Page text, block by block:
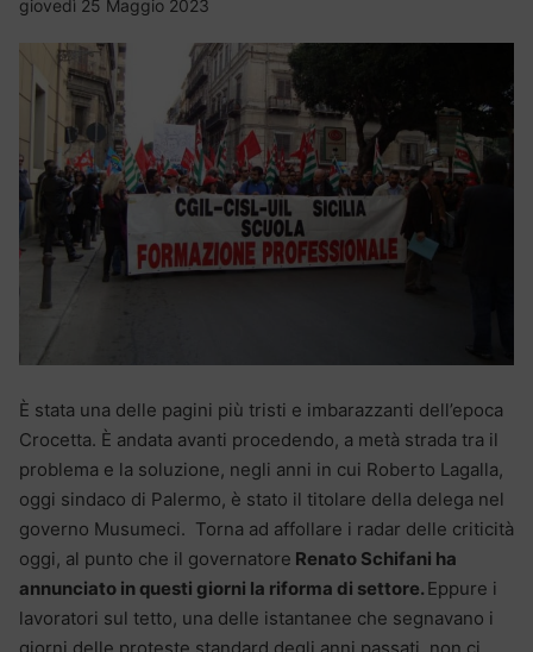
giovedì 25 Maggio 2023
È stata una delle pagini più tristi e imbarazzanti dell’epoca
Crocetta. È andata avanti procedendo, a metà strada tra il
problema e la soluzione, negli anni in cui Roberto Lagalla,
oggi sindaco di Palermo, è stato il titolare della delega nel
governo Musumeci. Torna ad affollare i radar delle criticità
oggi, al punto che il governatore Renato Schifani ha
annunciato in questi giorni la riforma di settore. Eppure i
lavoratori sul tetto, una delle istantanee che segnavano i
giorni delle proteste standard degli anni passati, non ci